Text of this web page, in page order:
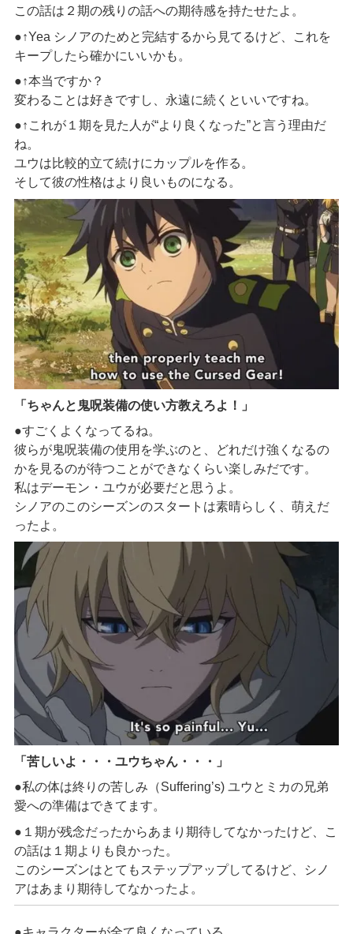
この話は ２期の残りの話への期待感を持たせたよ 。
●↑Yea シノアのためと完結するから見てるけど、これを
キープしたら確かにいいかも 。
●↑本当ですか？
変わることは好きですし、永遠に続くといいですね。
●↑ これが１期を見た人が“より良くなった”と言う理由だ
ね。
ユウは比較的立て続けにカップルを作る。
そして彼の性格はより良いものになる。
「ちゃんと鬼呪装備の使い方教えろよ！」
●すごくよくなってるね。
彼らが鬼呪装備の使用を学ぶのと、どれだけ強くなるの
かを見るのが待つことができなくらい楽しみだです。
私はデーモン・ユウが必要だと思うよ。
シノアのこのシーズンのスタートは素晴らしく、萌えだ
ったよ。
「苦しいよ・・・ユウちゃん・・・」
●私の体は終りの苦しみ（Suffering’s) ユウとミカの兄弟
愛への準備はできてます。
● １期が残念だったからあまり期待してなかったけど、
こ
の話は １期 よりも良かった。
こ のシーズンはとても ステップアップしてるけど、シノ
アはあまり 期待してなかったよ 。